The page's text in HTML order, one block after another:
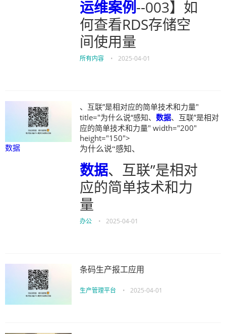
运维案例--003】如
何查看RDS存储空
间使用量
所有内容 • 2025-04-01
数据
、互联”是相对应的简单技术和力量"
title="为什么说“感知、 数据、互联”是相对
应的简单技术和力量" width="200"
height="150">
为什么说“感知、
数据、互联”是相对
应的简单技术和力
量
办公 • 2025-04-01
条码生产报工应用
生产管理平台 • 2025-04-01